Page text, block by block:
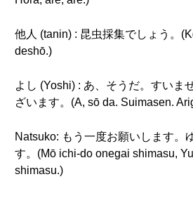
他人 (tanin) : 昆虫採集でしょう。
deshō.)
よし (Yoshi) : あ、そうだ。すいま
ざいます。(A, sō da. Suimasen.
Natsuko: もう一度お願いします。
す。(Mō ichi-do onegai shimasu,
shimasu.)